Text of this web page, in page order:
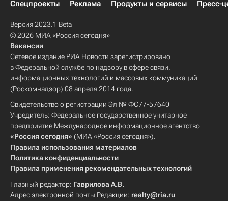
Спецпроекты
Реклама Продукты и сервисы Пресс-
Версия 2023.1 Beta
© 2026 МИА «Россия сегодня»
Вакансии
Сетевое издание РИА Новости зарегистрировано
в Федеральной службе по надзору в сфере связи,
информационных технологий и массовых коммуникаций
(Роскомнадзор) 08 апреля 2014 года.
Свидетельство о регистрации Эл № ФС77-57640
Учредитель: Федеральное государственное унитарное
предприятие Международное информационное агентство
«Россия сегодня» (МИА «Россия сегодня»).
Правила использования материалов
Политика конфиденциальности
Правила применения рекомендательных технологий
Главный редактор: Гаврилова А.В.
Адрес электронной почты Редакции: realty@ria.ru